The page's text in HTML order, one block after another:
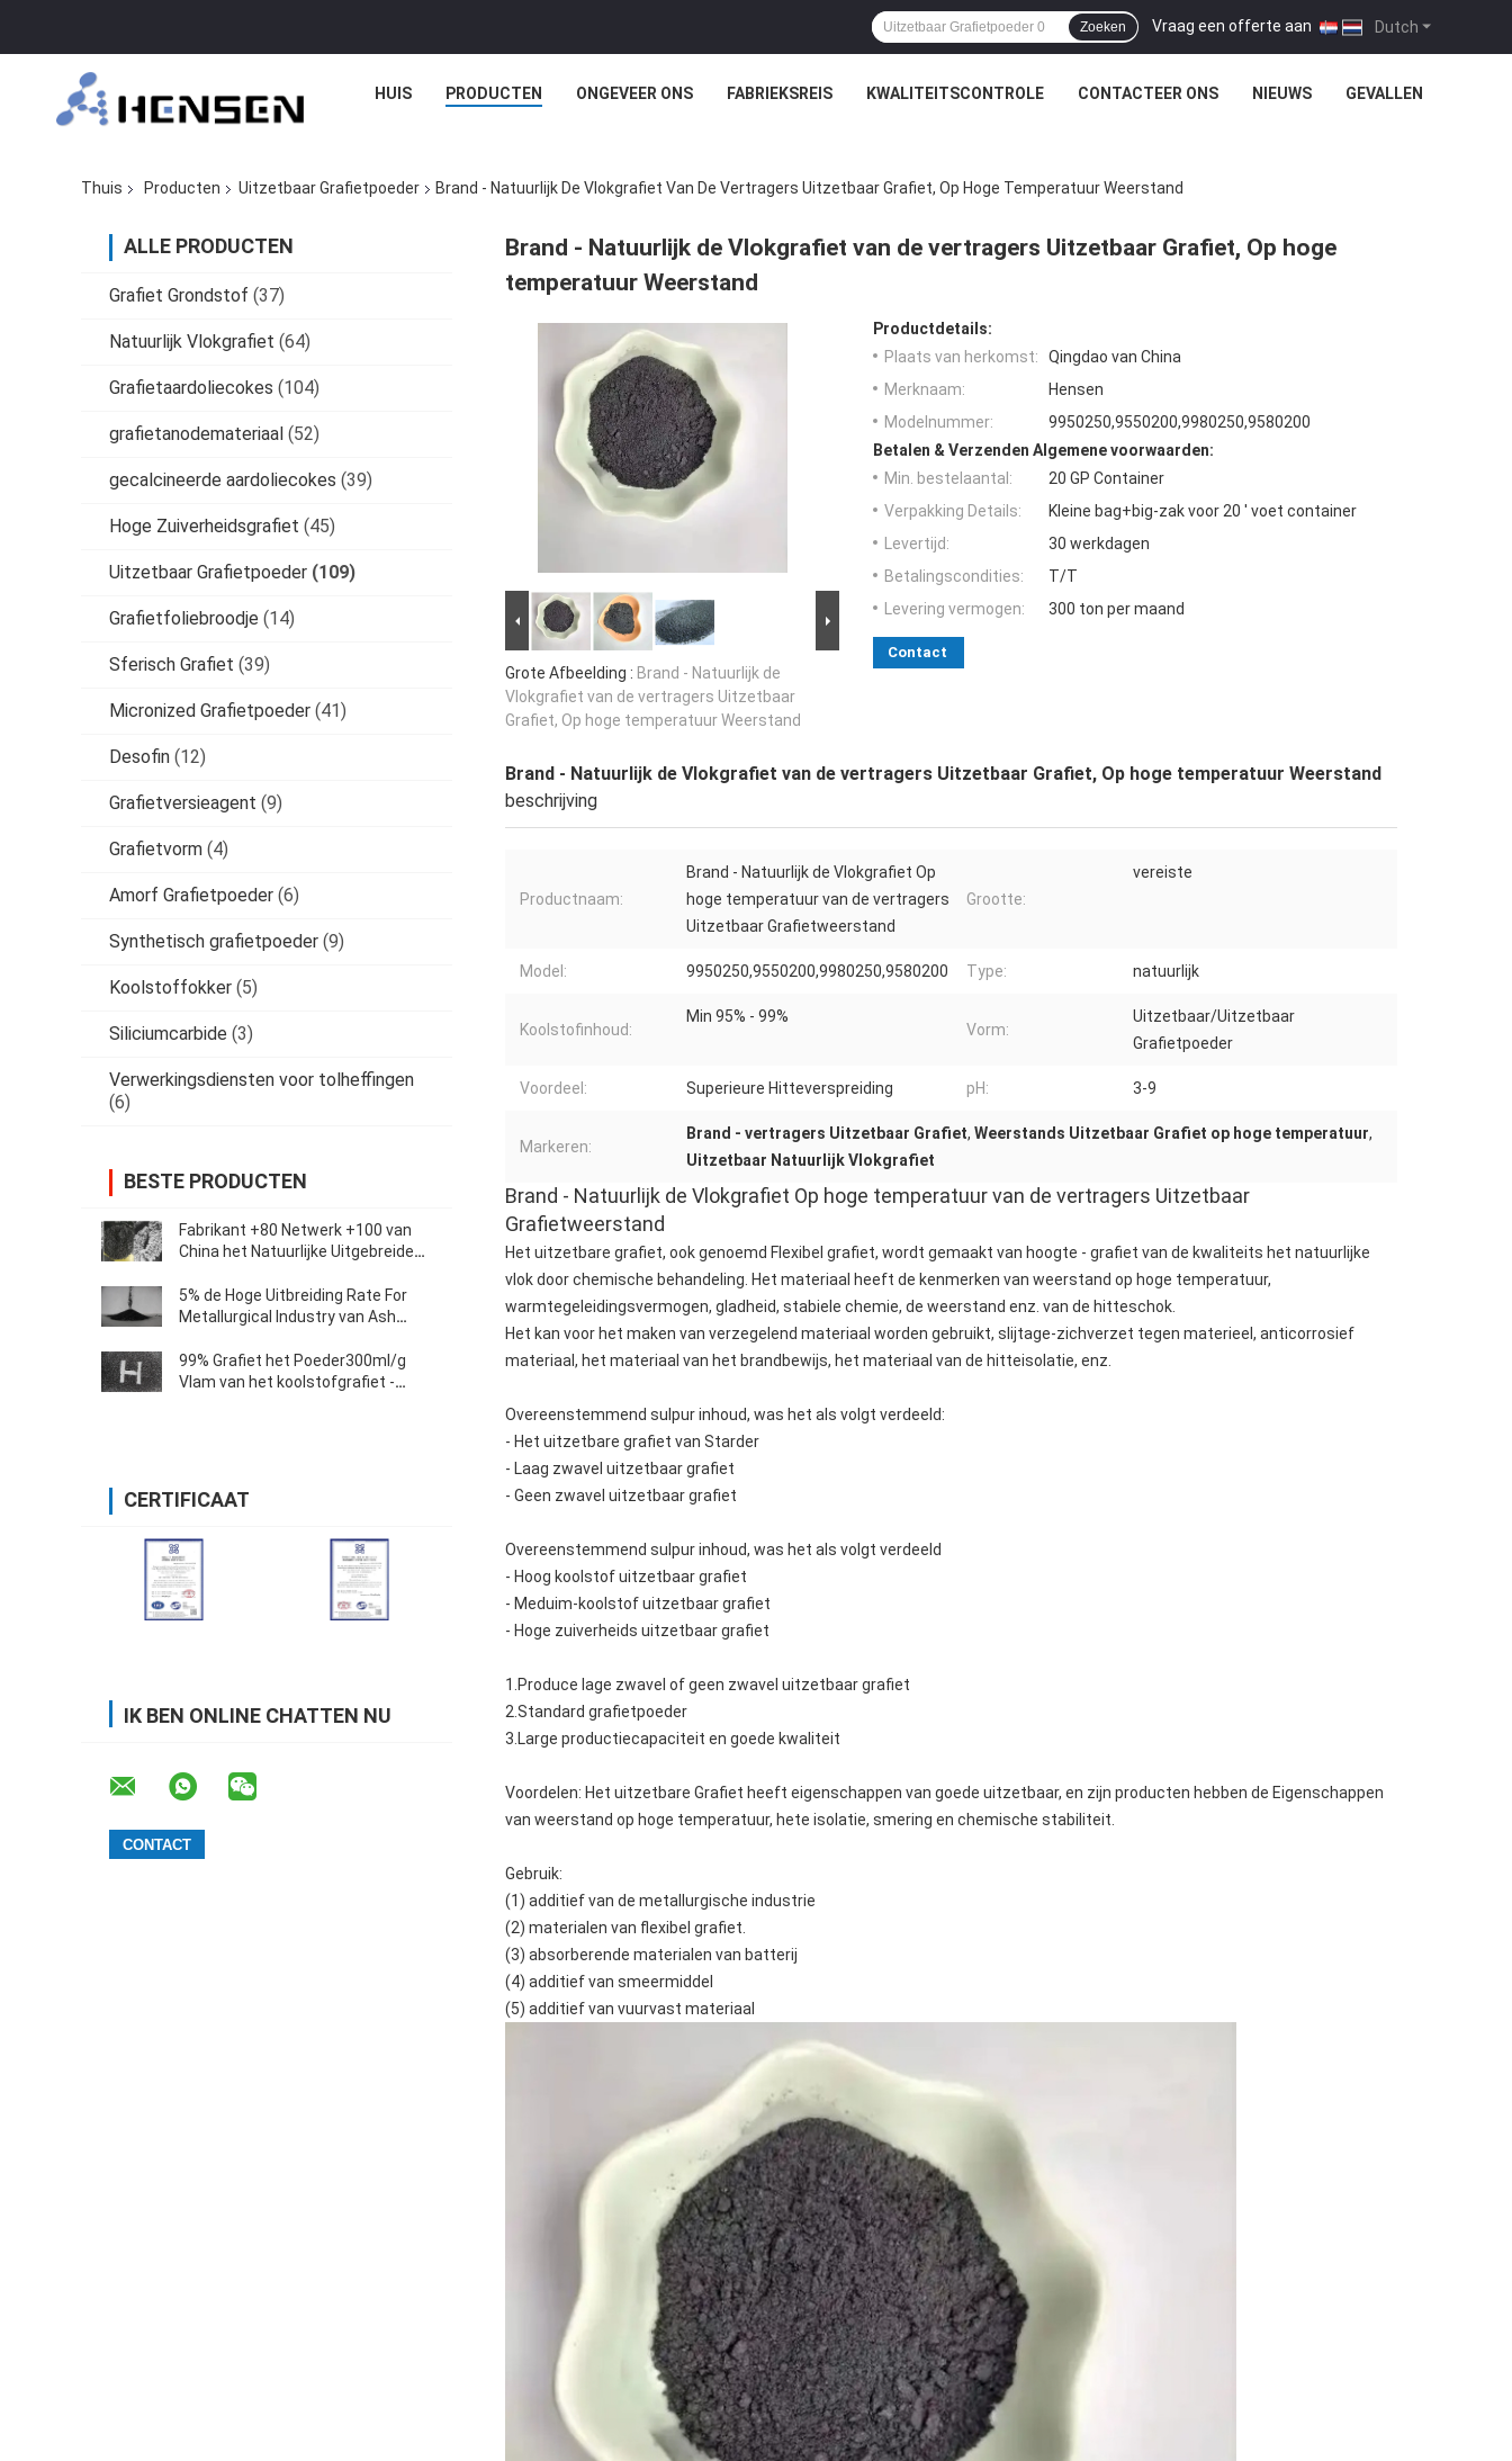
Dutch
Vraag een offerte aan |
Zoeken
HUIS PRODUCTEN ONGEVEER ONS FABRIEKSREIS KWALITEITSCONTROLE CONTACTEER ONS NIEUWS GEVALLEN
Thuis Producten Uitzetbaar Grafietpoeder Brand - Natuurlijk De Vlokgrafiet Van De Vertragers Uitzetbaar Grafiet, Op Hoge Temperatuur Weerstand
ALLE PRODUCTEN
Grafiet Grondstof (37)
Natuurlijk Vlokgrafiet (64)
Grafietaardoliecokes (104)
grafietanodemateriaal (52)
gecalcineerde aardoliecokes (39)
Hoge Zuiverheidsgrafiet (45)
Uitzetbaar Grafietpoeder (109)
Grafietfoliebroodje (14)
Sferisch Grafiet (39)
Micronized Grafietpoeder (41)
Desofin (12)
Grafietversieagent (9)
Grafietvorm (4)
Amorf Grafietpoeder (6)
Synthetisch grafietpoeder (9)
Koolstoffokker (5)
Siliciumcarbide (3)
Verwerkingsdiensten voor tolheffingen
(6)
BESTE PRODUCTEN
Fabrikant +80 Netwerk +100 van
China het Natuurlijke Uitgebreide
98% in Machines wordt gebruikt
5% de Hoge Uitbreiding Rate For
Metallurgical Industry van Ash
250ml/G
99% Grafiet het Poeder300ml/g
Vlam van het koolstofgrafiet -
CERTIFICAAT
IK BEN ONLINE CHATTEN NU
Brand - Natuurlijk de Vlokgrafiet van de vertragers Uitzetbaar Grafiet, Op hoge
temperatuur Weerstand
Grote Afbeelding : Brand - Natuurlijk de
Vlokgrafiet van de vertragers Uitzetbaar
Grafiet, Op hoge temperatuur Weerstand
Productdetails:
Plaats van herkomst:
Qingdao van China
Merknaam:
Hensen
Modelnummer:
9950250,9550200,9980250,9580200
Betalen & Verzenden Algemene voorwaarden:
Min. bestelaantal:
20 GP Container
Verpakking Details:
Kleine bag+big-zak voor 20 ' voet container
Levertijd:
30 werkdagen
Betalingscondities:
T/T
Levering vermogen:
300 ton per maand
Contact
Brand - Natuurlijk de Vlokgrafiet van de vertragers Uitzetbaar Grafiet, Op hoge temperatuur Weerstand
beschrijving
Productnaam:
Brand - Natuurlijk de Vlokgrafiet Op
hoge temperatuur van de vertragers
Uitzetbaar Grafietweerstand
Grootte:
vereiste
Model: 9950250,9550200,9980250,9580200 Type: natuurlijk
Koolstofinhoud:
Min 95% - 99%
Vorm:
Uitzetbaar/Uitzetbaar
Grafietpoeder
Voordeel: Superieure Hitteverspreiding pH: 3-9
Markeren:
Brand - vertragers Uitzetbaar Grafiet, Weerstands Uitzetbaar Grafiet op hoge temperatuur,
Uitzetbaar Natuurlijk Vlokgrafiet
Brand - Natuurlijk de Vlokgrafiet Op hoge temperatuur van de vertragers Uitzetbaar
Grafietweerstand
Het uitzetbare grafiet, ook genoemd Flexibel grafiet, wordt gemaakt van hoogte - grafiet van de kwaliteits het natuurlijke
vlok door chemische behandeling. Het materiaal heeft de kenmerken van weerstand op hoge temperatuur,
warmtegeleidingsvermogen, gladheid, stabiele chemie, de weerstand enz. van de hitteschok.
Het kan voor het maken van verzegelend materiaal worden gebruikt, slijtage-zichverzet tegen materieel, anticorrosief
materiaal, het materiaal van het brandbewijs, het materiaal van de hitteisolatie, enz.
Overeenstemmend sulpur inhoud, was het als volgt verdeeld:
- Het uitzetbare grafiet van Starder
- Laag zwavel uitzetbaar grafiet
- Geen zwavel uitzetbaar grafiet
Overeenstemmend sulpur inhoud, was het als volgt verdeeld
- Hoog koolstof uitzetbaar grafiet
- Meduim-koolstof uitzetbaar grafiet
- Hoge zuiverheids uitzetbaar grafiet
1.Produce lage zwavel of geen zwavel uitzetbaar grafiet
2.Standard grafietpoeder
3.Large productiecapaciteit en goede kwaliteit
Voordelen: Het uitzetbare Grafiet heeft eigenschappen van goede uitzetbaar, en zijn producten hebben de Eigenschappen
van weerstand op hoge temperatuur, hete isolatie, smering en chemische stabiliteit.
Gebruik:
(1) additief van de metallurgische industrie
(2) materialen van flexibel grafiet.
(3) absorberende materialen van batterij
(4) additief van smeermiddel
(5) additief van vuurvast materiaal